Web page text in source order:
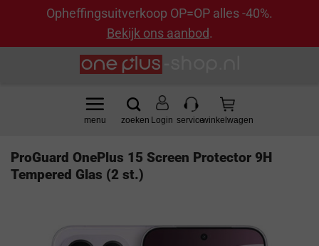
Opheffingsuitverkoop OP=OP alles -40%.
Bekijk ons aanbod.
Login
ProGuard OnePlus 15 Screen Protector 9H
Tempered Glas (2 st.)